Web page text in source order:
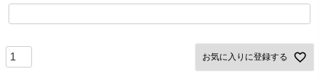
お気に入りに登録する